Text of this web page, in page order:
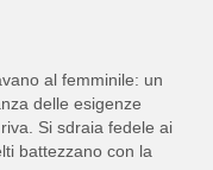
al femminile: un
delle esigenze
Si sdraia fedele ai
battezzano con la